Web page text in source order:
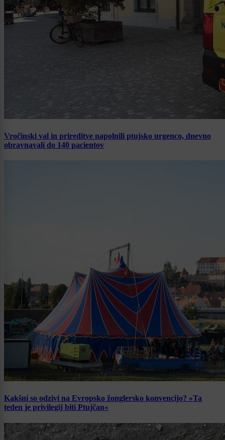
Vročinski val in prireditve napolnili ptujsko urgenco, dnevno
obravnavali do 140 pacientov
Kakšni so odzivi na Evropsko žonglersko konvencijo? »Ta
teden je privilegij biti Ptujčan«